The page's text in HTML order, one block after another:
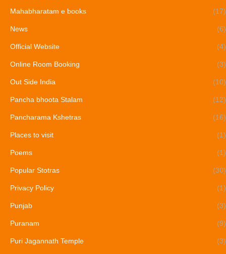
Mahabharatam e books (17)
News (6)
Official Website (4)
Online Room Booking (3)
Out Side India (10)
Pancha bhoota Stalam (12)
Pancharama Kshetras (16)
Places to visit (1)
Poems (1)
Popular Stotras (30)
Privacy Policy (1)
Punjab (3)
Puranam (9)
Puri Jagannath Temple (3)